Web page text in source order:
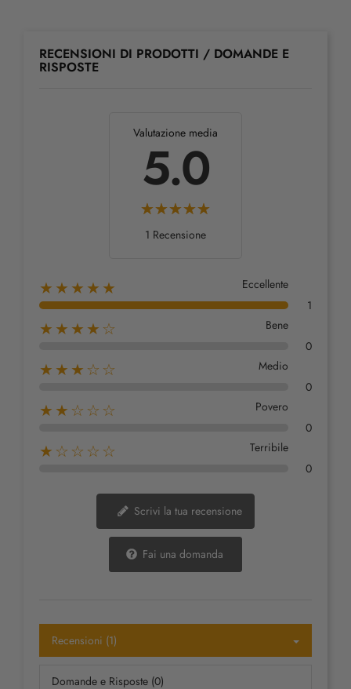
RECENSIONI DI PRODOTTI / DOMANDE E
RISPOSTE
Valutazione media
5.0
1 Recensione
★★★★★
Eccellente
1
★★★★☆
Bene
0
★★★☆☆
Medio
0
★★☆☆☆
Povero
0
★☆☆☆☆
Terribile
0
Scrivi la tua recensione
Fai una domanda
Recensioni (1)
Domande e Risposte (0)